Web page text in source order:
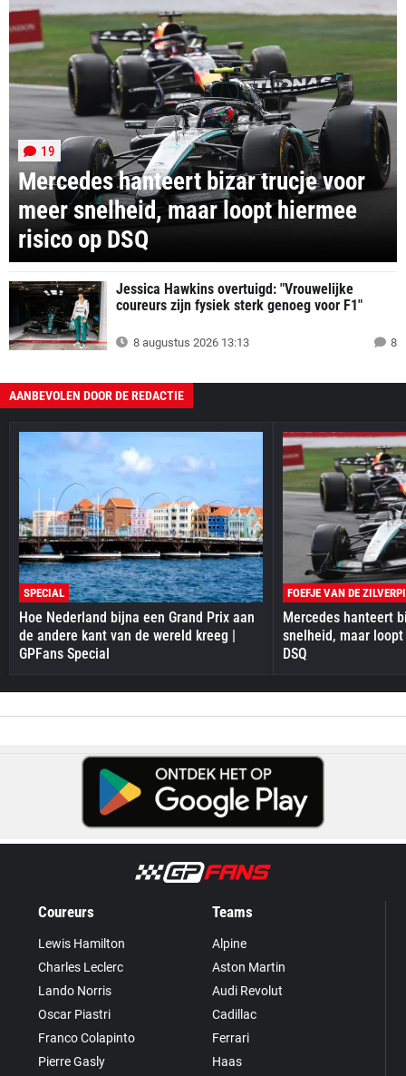
Mercedes hanteert bizar trucje voor
meer snelheid, maar loopt hiermee
risico op DSQ
19
Jessica Hawkins overtuigd: "Vrouwelijke
coureurs zijn fysiek sterk genoeg voor F1"
8 augustus 2026 13:13 8
AANBEVOLEN DOOR DE REDACTIE
SPECIAL
Hoe Nederland bijna een Grand Prix aan
de andere kant van de wereld kreeg |
GPFans Special
FOEFJE VAN DE
Mercedes hanteert
snelheid, maar
DSQ
Coureurs
Lewis Hamilton
Charles Leclerc
Lando Norris
Oscar Piastri
Franco Colapinto
Pierre Gasly
Teams
Alpine
Aston Martin
Audi Revolut
Cadillac
Ferrari
Haas